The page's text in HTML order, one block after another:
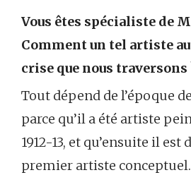
Vous êtes spécialiste de
Comment un tel artiste
crise que nous traversons
Tout dépend de l’époque
parce qu’il a été artiste
1912-13, et qu’ensuite il est
premier artiste